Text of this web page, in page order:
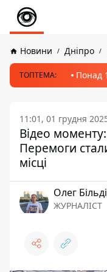
Новини Дніпро
ТОПТЕМА: Понад
11:01, 01 грудня
Відео
Перемоги
місці
Олег
ЖУРНАЛІСТ